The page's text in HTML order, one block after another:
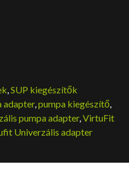
,SUP kiegészítők
adapter,pumpa kiegészítő,
pumpa adapter,VirtuFit
Univerzális adapter